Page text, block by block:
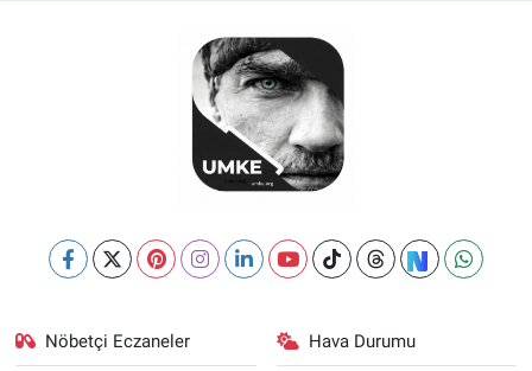
Nöbetçi Eczaneler Hava Durumu